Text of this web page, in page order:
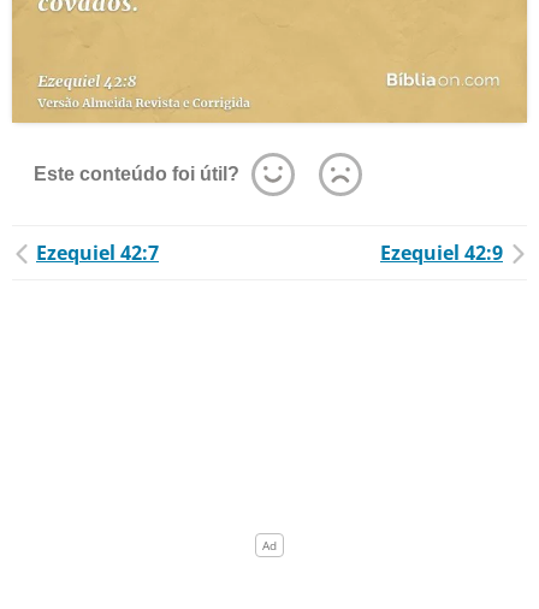
Este conteúdo foi útil?
Ezequiel 42:7 Ezequiel 42:9